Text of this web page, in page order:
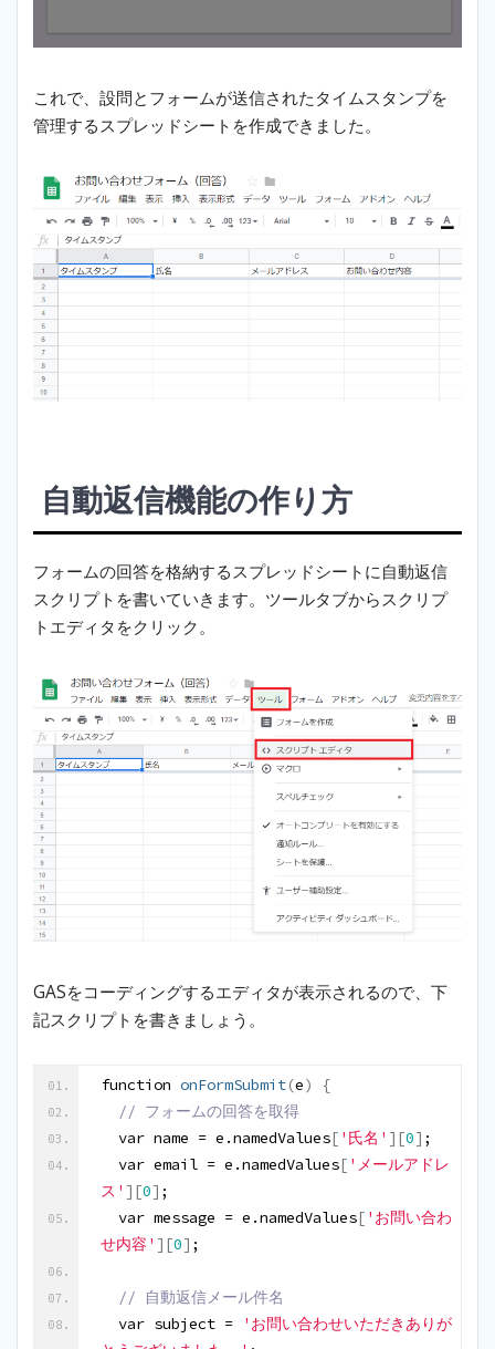
これで、設問とフォームが送信されたタイムスタンプを
管理するスプレッドシートを作成できました。
自動返信機能の作り方
フォームの回答を格納するスプレッドシートに自動返信
スクリプトを書いていきます。ツールタブからスクリプ
トエディタをクリック。
GASをコーディングするエディタが表示されるので、下
記スクリプトを書きましょう。
function onFormSubmit(e)
{
// フォームの回答を取得
  var name = e.namedValues
[ '氏名' ] [0] ;
  var email = e.namedValues
[ 'メールアドレ
ス' ] [0] ;
  var message = e.namedValues
[ 'お問い合わ
せ内容' ] [0] ;
// 自動返信メール件名
  var subject =
'お問い合わせいただきありが